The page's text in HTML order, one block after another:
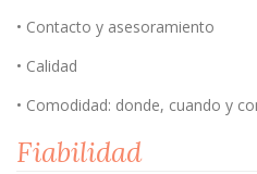
• Contacto y asesoramiento
• Calidad
• Comodidad: donde, cuando y
Fiabilidad